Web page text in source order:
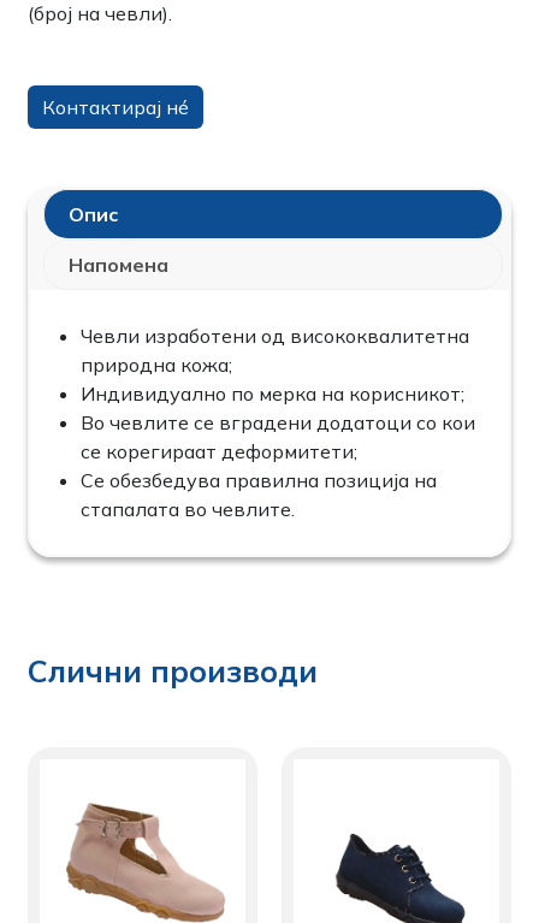
(број на чевли).
Контактирај нé
Опис
Напомена
Чевли изработени од висококвалитетна
природна кожа;
Индивидуално по мерка на корисникот;
Во чевлите се вградени додатоци со кои
се корегираат деформитети;
Се обезбедува правилна позиција на
стапалата во чевлите.
Слични производи